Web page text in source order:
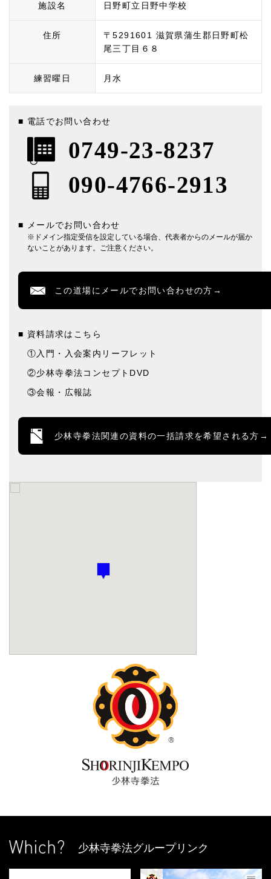
施設名 日野町立日野中学校
住所
〒5291601 滋賀県蒲生郡日野町松
尾三丁目６８
練習曜日 月水
■ 電話でお問い合わせ
0749-23-8237
090-4766-2913
■ メールでお問い合わせ
※ドメイン指定受信を設定している場合、代表者からのメールが届か
ないことがあります。ご注意ください。
この道場にメールでお問い合わせの方→
■ 資料請求はこちら
①入門・入会案内リーフレット
②少林寺拳法コンセプトDVD
③会報・広報誌
少林寺拳法関連の資料の一括請求を希望される方→
少林寺拳法グループリンク